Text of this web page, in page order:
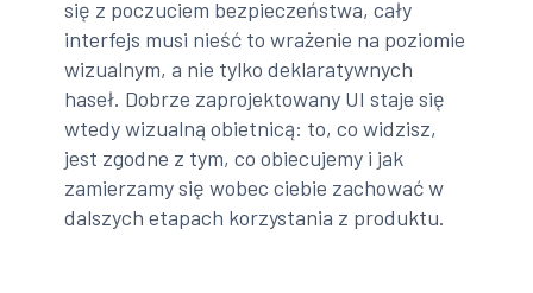
się z poczuciem bezpieczeństwa, cały
interfejs musi nieść to wrażenie na poziomie
wizualnym, a nie tylko deklaratywnych
haseł. Dobrze zaprojektowany UI staje się
wtedy wizualną obietnicą: to, co widzisz,
jest zgodne z tym, co obiecujemy i jak
zamierzamy się wobec ciebie zachować w
dalszych etapach korzystania z produktu.